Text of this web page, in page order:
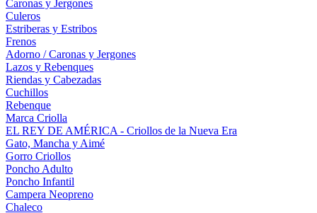
Caronas y Jergones
Culeros
Estriberas y Estribos
Frenos
Adorno / Caronas y Jergones
Lazos y Rebenques
Riendas y Cabezadas
Cuchillos
Rebenque
Marca Criolla
EL REY DE AMÉRICA - Criollos de la Nueva Era
Gato, Mancha y Aimé
Gorro Criollos
Poncho Adulto
Poncho Infantil
Campera Neopreno
Chaleco